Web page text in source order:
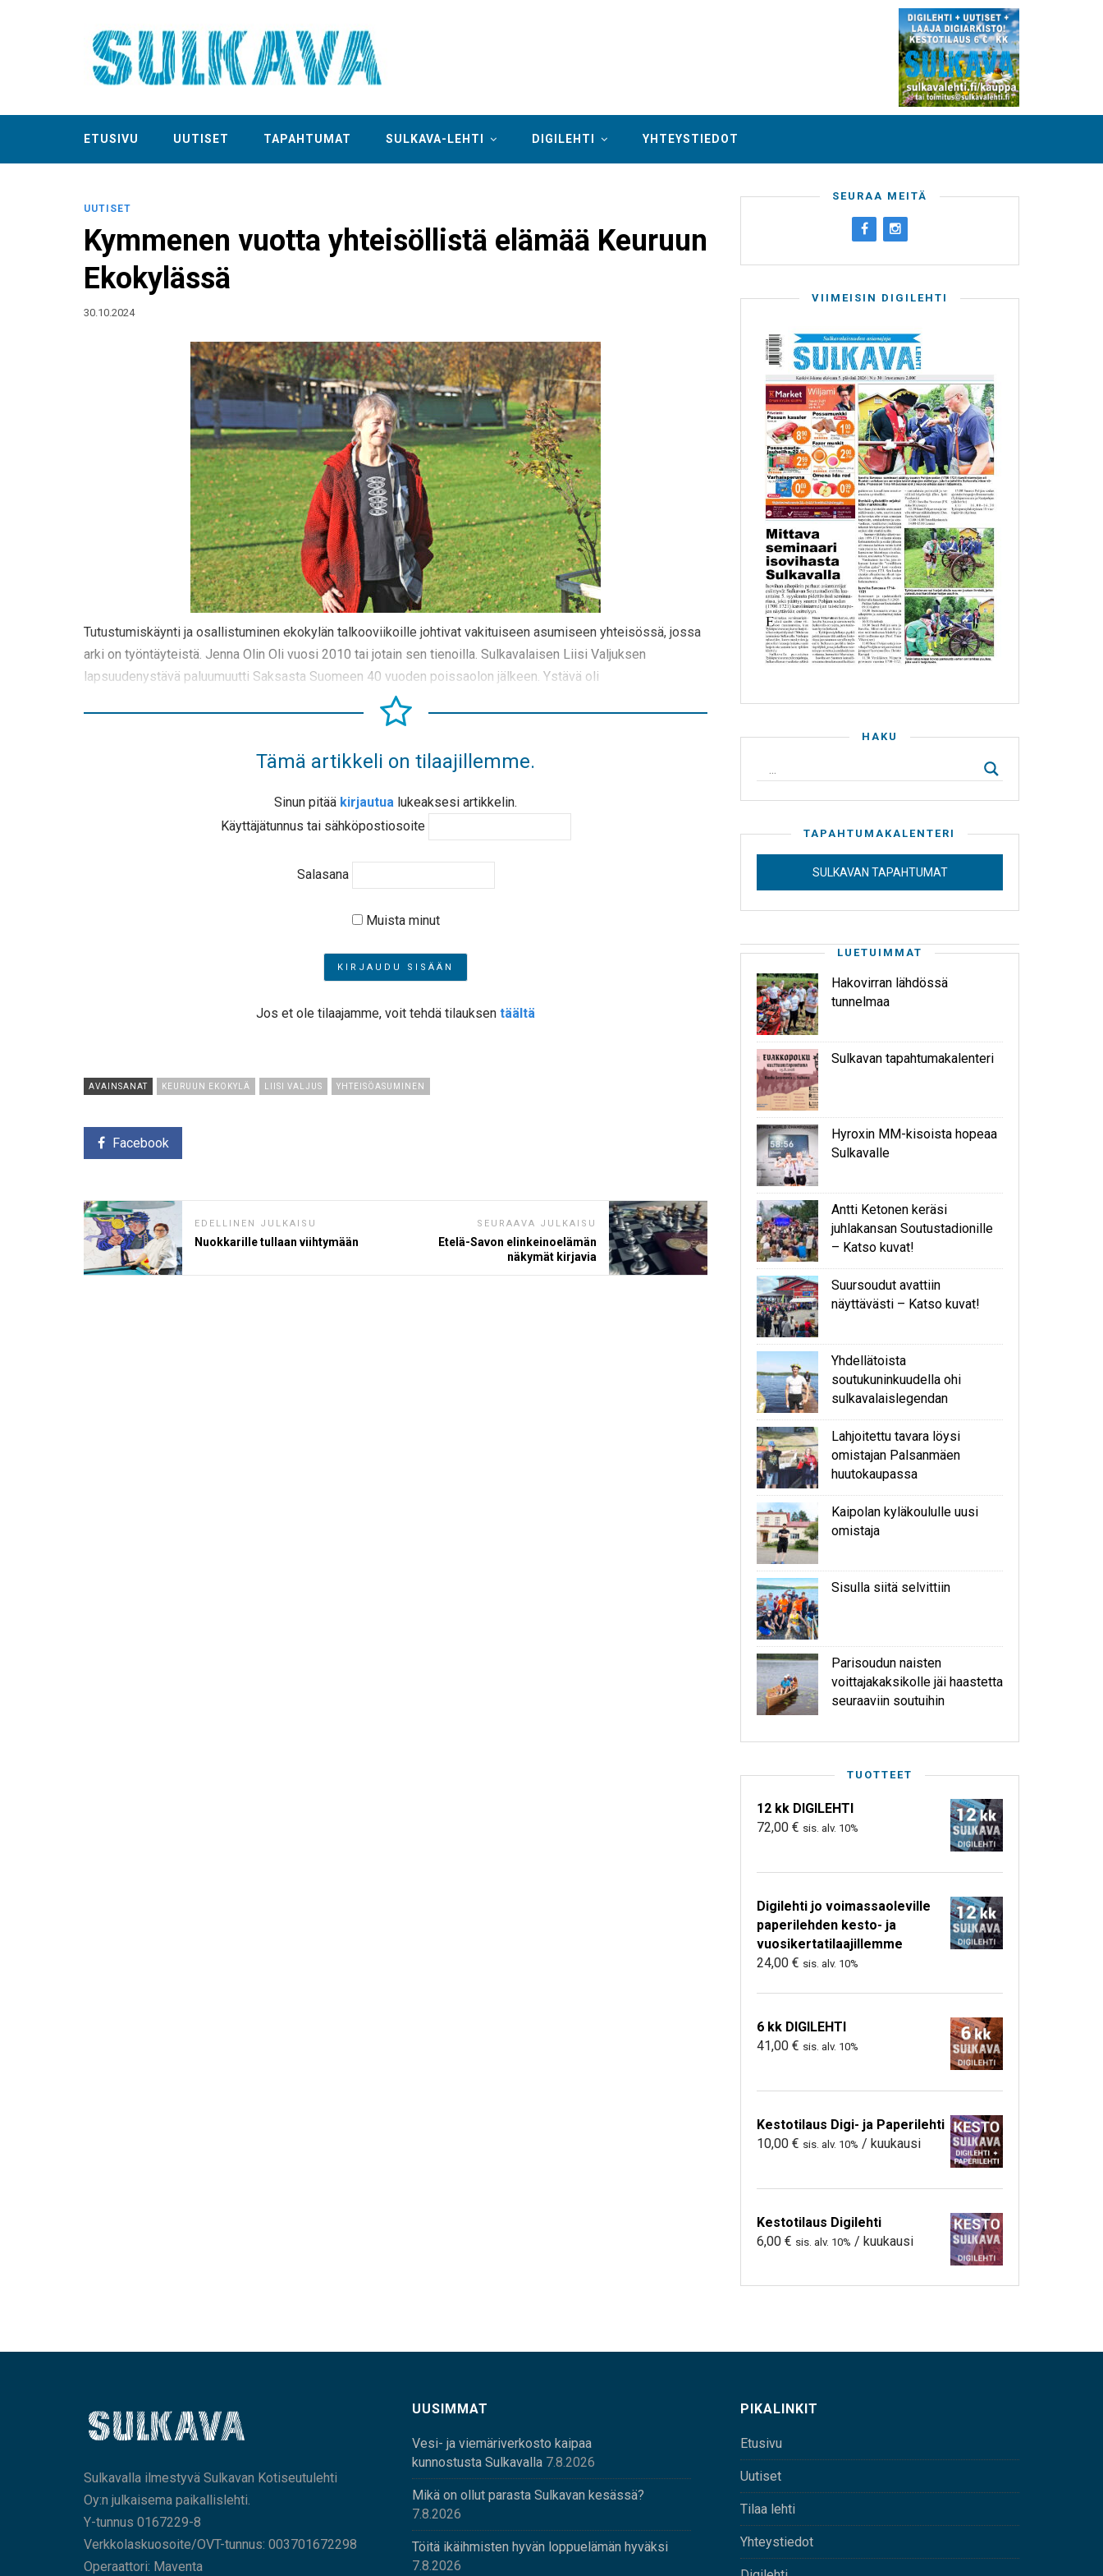
ETUSIVU UUTISET TAPAHTUMAT SULKAVA-LEHTI DIGILEHTI YHTEYSTIEDOT
UUTISET
Kymmenen vuotta yhteisöllistä elämää Keuruun
Ekokylässä
30.10.2024
Tutustumiskäynti ja osallistuminen ekokylän talkooviikoille johtivat vakituiseen asumiseen yhteisössä, jossa
arki on työntäyteistä. Jenna Olin Oli vuosi 2010 tai jotain sen tienoilla. Sulkavalaisen Liisi Valjuksen
lapsuudenystävä paluumuutti Saksasta Suomeen 40 vuoden poissaolon jälkeen. Ystävä oli
Tämä artikkeli on tilaajillemme.
Sinun pitää kirjautua lukeaksesi artikkelin.
Käyttäjätunnus tai sähköpostiosoite
Salasana
Muista minut
Jos et ole tilaajamme, voit tehdä tilauksen täältä
AVAINSANAT KEURUUN EKOKYLÄ LIISI VALJUS YHTEISÖASUMINEN
Facebook
EDELLINEN JULKAISU
Nuokkarille tullaan viihtymään
SEURAAVA JULKAISU
Etelä-Savon elinkeinoelämän
näkymät kirjavia
SEURAA MEITÄ
VIIMEISIN DIGILEHTI
HAKU
TAPAHTUMAKALENTERI
SULKAVAN TAPAHTUMAT
LUETUIMMAT
Hakovirran lähdössä
tunnelmaa
Sulkavan tapahtumakalenteri
Hyroxin MM-kisoista hopeaa
Sulkavalle
Antti Ketonen keräsi
juhlakansan Soutustadionille
– Katso kuvat!
Suursoudut avattiin
näyttävästi – Katso kuvat!
Yhdellätoista
soutukuninkuudella ohi
sulkavalaislegendan
Lahjoitettu tavara löysi
omistajan Palsanmäen
huutokaupassa
Kaipolan kyläkoululle uusi
omistaja
Sisulla siitä selvittiin
Parisoudun naisten
voittajakaksikolle jäi haastetta
seuraaviin soutuihin
TUOTTEET
12 kk DIGILEHTI
72,00 € sis. alv. 10%
Digilehti jo voimassaoleville
paperilehden kesto- ja
vuosikertatilaajillemme
24,00 € sis. alv. 10%
6 kk DIGILEHTI
41,00 € sis. alv. 10%
Kestotilaus Digi- ja Paperilehti
10,00 € sis. alv. 10% / kuukausi
Kestotilaus Digilehti
6,00 € sis. alv. 10% / kuukausi
Sulkavalla ilmestyvä Sulkavan Kotiseutulehti
Oy:n julkaisema paikallislehti.
Y-tunnus 0167229-8
Verkkolaskuosoite/OVT-tunnus: 003701672298
Operaattori: Maventa
UUSIMMAT
Vesi- ja viemäriverkosto kaipaa
kunnostusta Sulkavalla 7.8.2026
Mikä on ollut parasta Sulkavan kesässä?
7.8.2026
Töitä ikäihmisten hyvän loppuelämän hyväksi
7.8.2026
PIKALINKIT
Etusivu
Uutiset
Tilaa lehti
Yhteystiedot